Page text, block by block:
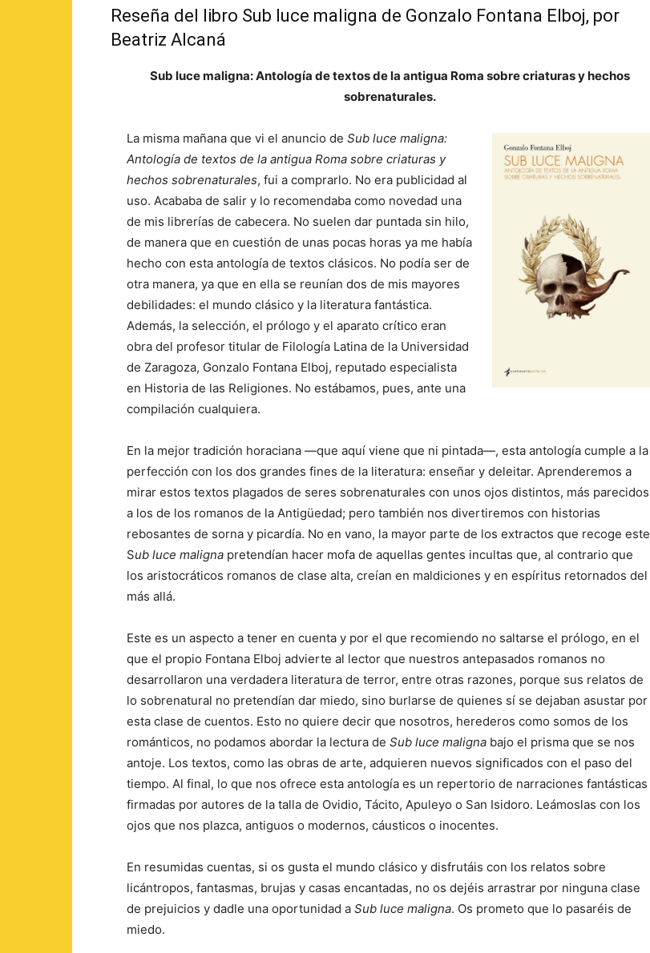
Reseña del libro Sub luce maligna de Gonzalo Fontana Elboj, por
Beatriz Alcaná
Sub luce maligna: Antología de textos de la antigua Roma sobre criaturas y hechos
sobrenaturales.
La misma mañana que vi el anuncio de Sub luce maligna:
Antología de textos de la antigua Roma sobre criaturas y
hechos sobrenaturales, fui a comprarlo. No era publicidad al
uso. Acababa de salir y lo recomendaba como novedad una
de mis librerías de cabecera. No suelen dar puntada sin hilo,
de manera que en cuestión de unas pocas horas ya me había
hecho con esta antología de textos clásicos. No podía ser de
otra manera, ya que en ella se reunían dos de mis mayores
debilidades: el mundo clásico y la literatura fantástica.
Además, la selección, el prólogo y el aparato crítico eran
obra del profesor titular de Filología Latina de la Universidad
de Zaragoza, Gonzalo Fontana Elboj, reputado especialista
en Historia de las Religiones. No estábamos, pues, ante una
compilación cualquiera.
En la mejor tradición horaciana ―que aquí viene que ni pintada―, esta antología cumple a la
perfección con los dos grandes fines de la literatura: enseñar y deleitar. Aprenderemos a
mirar estos textos plagados de seres sobrenaturales con unos ojos distintos, más parecidos
a los de los romanos de la Antigüedad; pero también nos divertiremos con historias
rebosantes de sorna y picardía. No en vano, la mayor parte de los extractos que recoge este
Sub luce maligna pretendían hacer mofa de aquellas gentes incultas que, al contrario que
los aristocráticos romanos de clase alta, creían en maldiciones y en espíritus retornados del
más allá.
Este es un aspecto a tener en cuenta y por el que recomiendo no saltarse el prólogo, en el
que el propio Fontana Elboj advierte al lector que nuestros antepasados romanos no
desarrollaron una verdadera literatura de terror, entre otras razones, porque sus relatos de
lo sobrenatural no pretendían dar miedo, sino burlarse de quienes sí se dejaban asustar por
esta clase de cuentos. Esto no quiere decir que nosotros, herederos como somos de los
románticos, no podamos abordar la lectura de Sub luce maligna bajo el prisma que se nos
antoje. Los textos, como las obras de arte, adquieren nuevos significados con el paso del
tiempo. Al final, lo que nos ofrece esta antología es un repertorio de narraciones fantásticas
firmadas por autores de la talla de Ovidio, Tácito, Apuleyo o San Isidoro. Leámoslas con los
ojos que nos plazca, antiguos o modernos, cáusticos o inocentes.
En resumidas cuentas, si os gusta el mundo clásico y disfrutáis con los relatos sobre
licántropos, fantasmas, brujas y casas encantadas, no os dejéis arrastrar por ninguna clase
de prejuicios y dadle una oportunidad a Sub luce maligna. Os prometo que lo pasaréis de
miedo.